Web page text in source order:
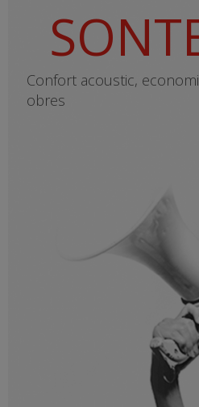
Confort acoustic,
obres